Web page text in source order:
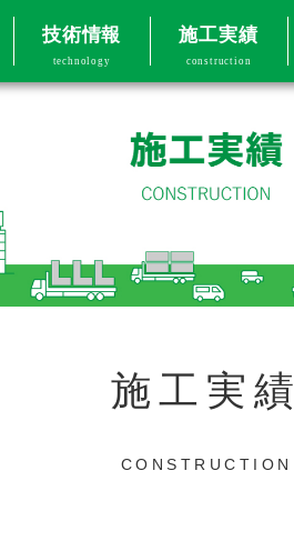
技術情報
technology
施工実績
construction
施工実績
CONSTRUCTION